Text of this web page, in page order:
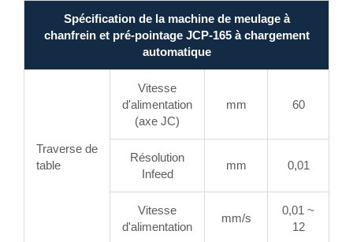
Spécification de la machine de meulage à
chanfrein et pré-pointage JCP-165 à chargement
automatique
Traverse de
table
Vitesse
d'alimentation
(axe JC)
mm 60
Résolution
Infeed
mm 0,01
Vitesse
d'alimentation
mm/s
0,01 ~
12